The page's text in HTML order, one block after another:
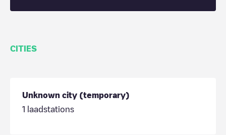
CITIES
Unknown city (temporary)
1
laadstations